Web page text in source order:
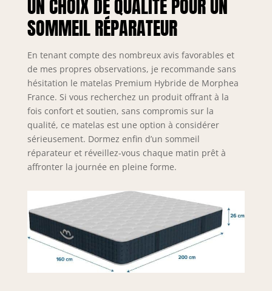
UN CHOIX DE QUALITÉ POUR UN
SOMMEIL RÉPARATEUR
En tenant compte des nombreux avis favorables et
de mes propres observations, je recommande sans
hésitation le matelas Premium Hybride de Morphea
France. Si vous recherchez un produit offrant à la
fois confort et soutien, sans compromis sur la
qualité, ce matelas est une option à considérer
sérieusement. Dormez enfin d’un sommeil
réparateur et réveillez-vous chaque matin prêt à
affronter la journée en pleine forme.